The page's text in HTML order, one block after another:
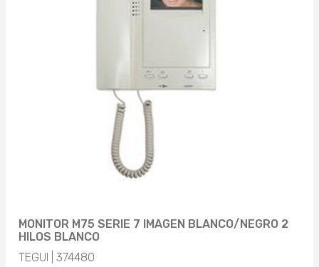
MONITOR M75 SERIE 7 IMAGEN BLANCO/NEGRO 2
HILOS BLANCO
TEGUI | 374480